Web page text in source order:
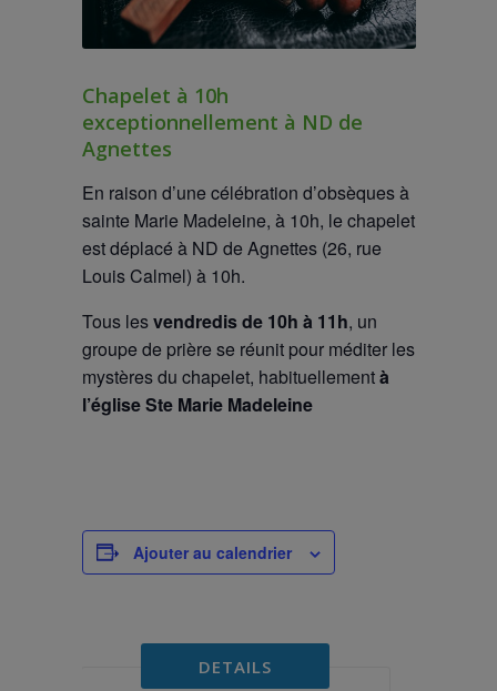
Chapelet à 10h
exceptionnellement à ND de
Agnettes
En raison d’une célébration d’obsèques à
sainte Marie Madeleine, à 10h, le chapelet
est déplacé à ND de Agnettes (26, rue
Louis Calmel) à 10h.
Tous lesvendredis de 10h à 11h, un
groupe de prière se réunit pour méditer les
mystères du chapelet, habituellementà
l’église Ste Marie Madeleine
Ajouter au calendrier
DETAILS